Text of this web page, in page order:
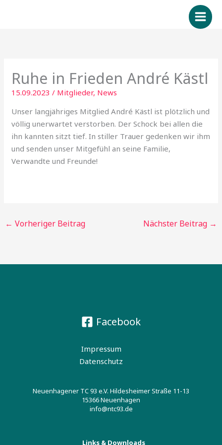
Ruhe in Frieden André Kästl
15.09.2023/ Mitglieder, News
Unser langjähriges Mitglied André Kästl ist plötzlich und
völlig unerwartet verstorben. Der Schock bei allen die
ihn kannten sitzt tief. In stiller Trauer gedenken wir ihm
und senden unser Mitgefühl an seine Familie,
Verwandte und Freunde!
← Vorheriger Beitrag Nächster Beitrag →
Facebook
Impressum
Datenschutz
Neuenhagener TC 93 e.V. Hildesheimer Straße 11-13
15366 Neuenhagen
info@ntc93.de
Links & Downloads